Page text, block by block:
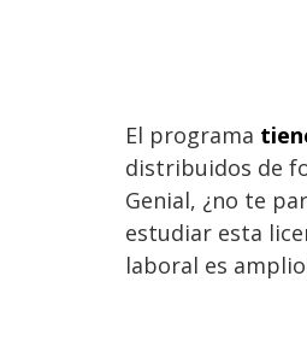
El programa
distribuidos de
Genial, ¿no te
estudiar esta
laboral es